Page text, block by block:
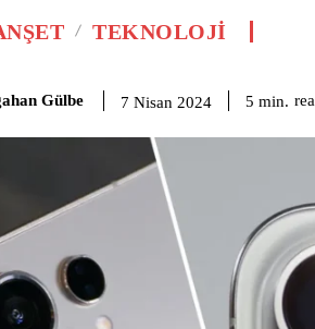
TEKNOLOJI
Gülbe 7 Nisan 2024 5 min.